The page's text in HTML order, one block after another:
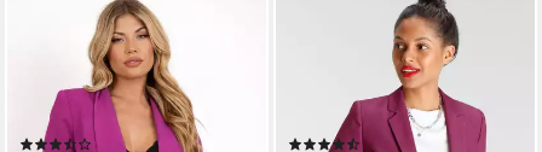
WORLDCLASSCA
Longblazer Worldclassca
Damen Blazer Longblazer 3/4
Arm mit Raffung
Reverskragen
(37)
Kurzblazer mit figurbetonter
Passform, weiche
Stretchqualität in frischen
Trendfarben
(306)